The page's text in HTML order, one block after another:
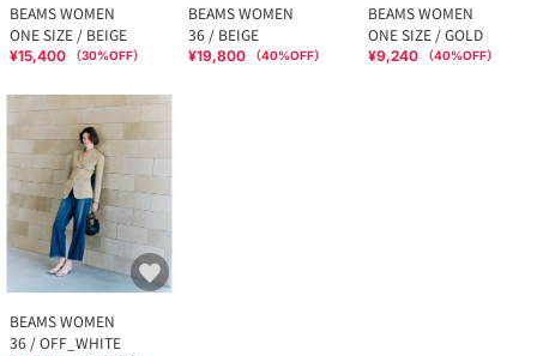
BEAMS WOMEN
ONE SIZE / BEIGE
¥15,400 （30%OFF）
BEAMS WOMEN
36 / BEIGE
¥19,800 （40%OFF）
BEAMS WOMEN
ONE SIZE / GOLD
¥9,240 （40%OFF）
BEAMS WOMEN
36 / OFF_WHITE